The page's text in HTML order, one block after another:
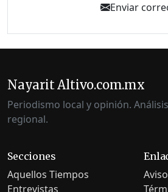
Enviar
Nayarit Altivo.com.mx
Periodismo local y opinión.
regional.
Secciones
Aquellos Tiempos
Entrevistas